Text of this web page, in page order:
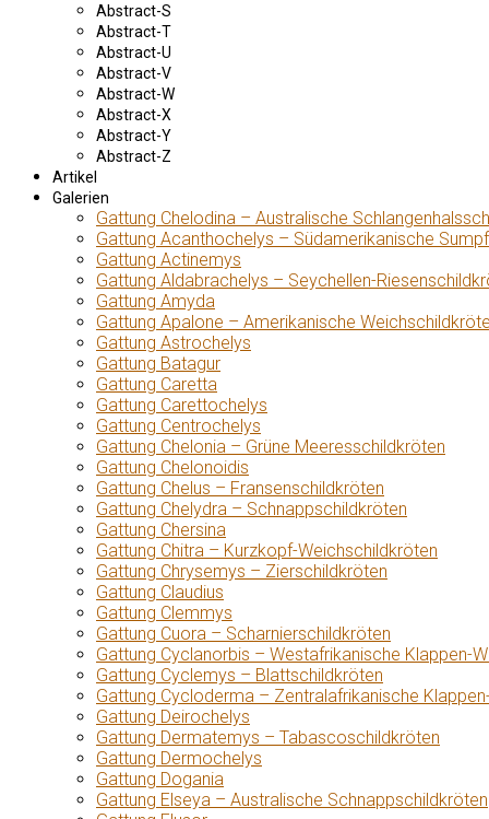
Abstract-S
Abstract-T
Abstract-U
Abstract-V
Abstract-W
Abstract-X
Abstract-Y
Abstract-Z
Artikel
Galerien
Gattung Chelodina – Australische
Gattung Acanthochelys – Südamerikanische
Gattung Actinemys
Gattung Aldabrachelys – Seychellen-
Gattung Amyda
Gattung Apalone – Amerikanische
Gattung Astrochelys
Gattung Batagur
Gattung Caretta
Gattung Carettochelys
Gattung Centrochelys
Gattung Chelonia – Grüne Meeresschildkröten
Gattung Chelonoidis
Gattung Chelus – Fransenschildkröten
Gattung Chelydra – Schnappschildkröten
Gattung Chersina
Gattung Chitra – Kurzkopf-Weichschildkröten
Gattung Chrysemys – Zierschildkröten
Gattung Claudius
Gattung Clemmys
Gattung Cuora – Scharnierschildkröten
Gattung Cyclanorbis – Westafrikanische Klappen-
Gattung Cyclemys – Blattschildkröten
Gattung Cycloderma – Zentralafrikanische
Gattung Deirochelys
Gattung Dermatemys – Tabascoschildkröten
Gattung Dermochelys
Gattung Dogania
Gattung Elseya – Australische Schnappschildkröten